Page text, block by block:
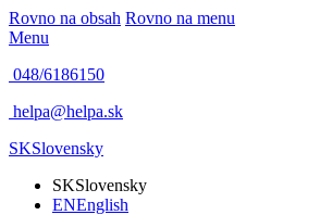
Rovno na obsah Rovno na menu
Menu
048/6186150
helpa@helpa.sk
SKSlovensky
SKSlovensky
ENEnglish